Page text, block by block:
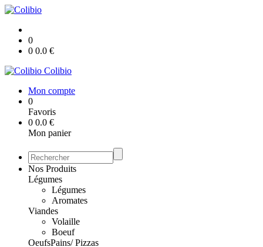
0
0 0.0 €
Colibio
Mon compte
0
Favoris
0 0.0 €
Mon panier
Nos Produits
Légumes
Légumes
Aromates
Viandes
Volaille
Boeuf
OeufsPains/ Pizzas